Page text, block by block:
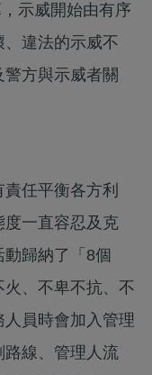
示威開始由有序
違法的示威不
方與示威者關
任平衡各方利
一直容忍及克
歸納了「8個
、不卑不抗、不
員時會加入管理
路線、管理人流